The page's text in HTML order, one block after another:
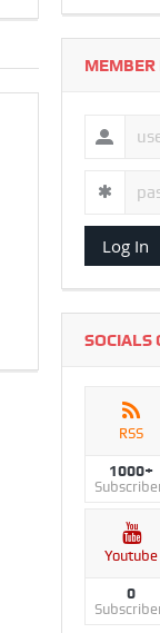
MEMBER
Log In
SOCIALS
RSS
1000+
Youtube
0